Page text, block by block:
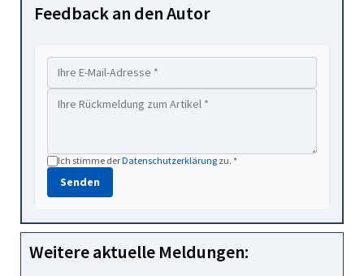
Feedback an den Autor
Ich stimme derDatenschutzerklärung zu. *
Senden
Weitere aktuelle Meldungen: